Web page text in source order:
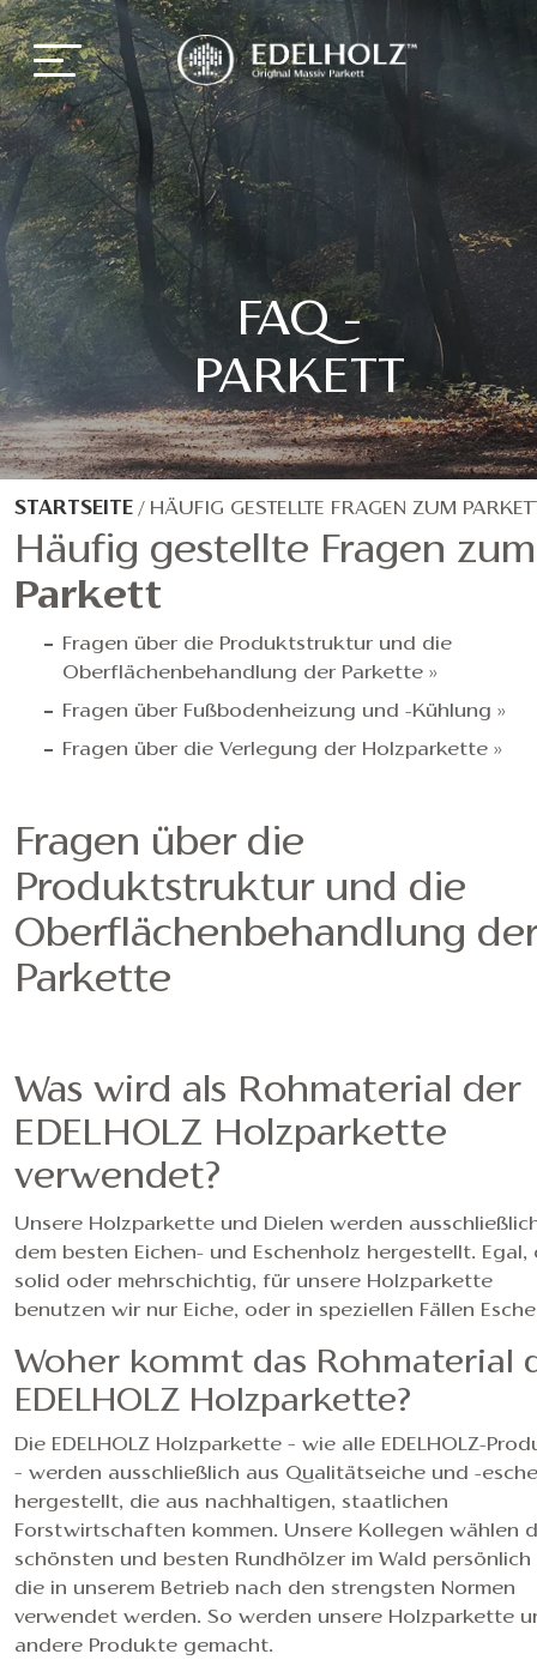
FAQ -
PARKETT
STARTSEITE / HÄUFIG GESTELLTE FRAGEN ZUM
Häufig gestellte Fragen zum
Parkett
Fragen über die Produktstruktur und die
Oberflächenbehandlung der Parkette »
Fragen über Fußbodenheizung und -Kühlung »
Fragen über die Verlegung der Holzparkette »
Fragen über die
Produktstruktur und die
Oberflächenbehandlung
Parkette
Was wird als Rohmaterial der
EDELHOLZ Holzparkette
verwendet?
Unsere Holzparkette und Dielen werden
dem besten Eichen- und Eschenholz hergestellt. Egal,
solid oder mehrschichtig, für unsere Holzparkette
benutzen wir nur Eiche, oder in speziellen Fällen
Woher kommt das Rohmaterial
EDELHOLZ Holzparkette?
Die EDELHOLZ Holzparkette – wie alle EDELHOLZ-
– werden ausschließlich aus Qualitätseiche und -esche
hergestellt, die aus nachhaltigen, staatlichen
Forstwirtschaften kommen. Unsere Kollegen wählen
schönsten und besten Rundhölzer im Wald persönlich
die in unserem Betrieb nach den strengsten Normen
verwendet werden. So werden unsere Holzparkette
andere Produkte gemacht.